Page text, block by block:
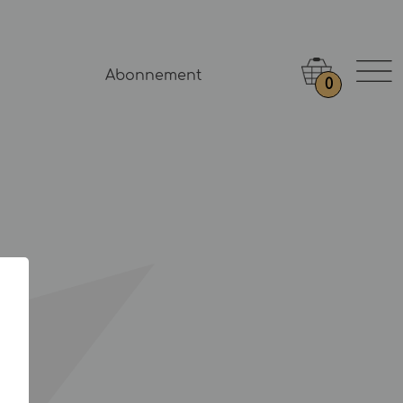
Abonnement
0